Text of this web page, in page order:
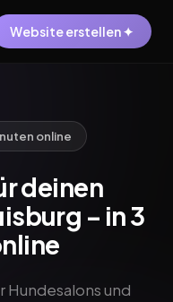
Website erstellen ✦
online
deinen
– in 3
und